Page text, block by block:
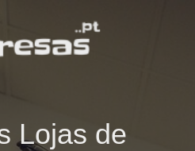
Lojas de